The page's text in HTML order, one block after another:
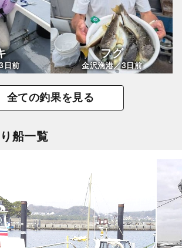
日前
フグ
金沢漁港／3日前
全ての釣果を見る
船一覧